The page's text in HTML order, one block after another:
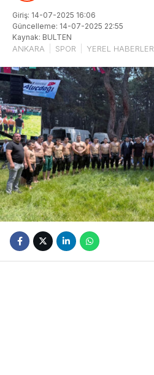
Giriş: 14-07-2025 16:06
Güncelleme: 14-07-2025 22:55
Kaynak: BULTEN
ANKARA SPOR YEREL HABERLER